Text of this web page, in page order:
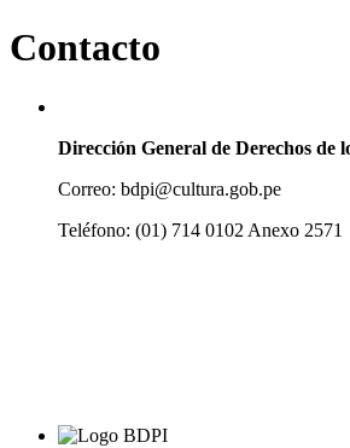
Contacto
Dirección General de Derechos de
Correo: bdpi@cultura.gob.pe
Teléfono: (01) 714 0102 Anexo 2571